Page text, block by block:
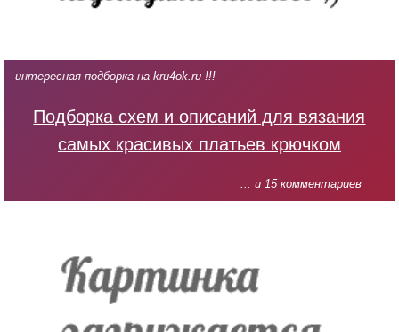
интересная подборка на kru4ok.ru !!!
Подборка схем и описаний для вязания
самых красивых платьев крючком
... и 15 комментариев